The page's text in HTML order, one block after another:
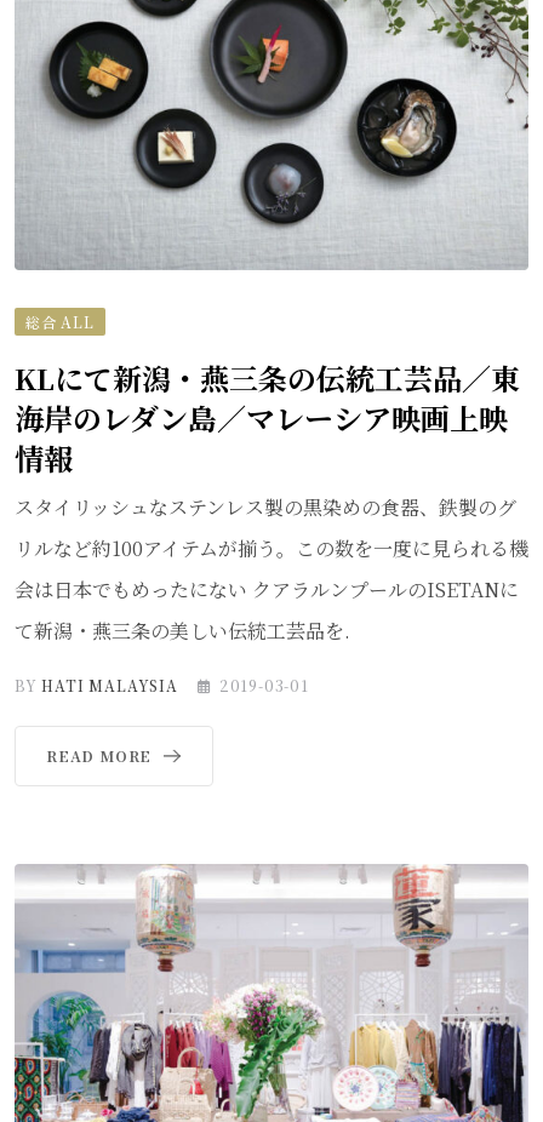
総合 ALL
KLにて新潟・燕三条の伝統工芸品／東
海岸のレダン島／マレーシア映画上映
情報
スタイリッシュなステンレス製の黒染めの食器、鉄製のグ
リルなど約100アイテムが揃う。この数を一度に見られる機
会は日本でもめったにない クアラルンプールのISETANに
て新潟・燕三条の美しい伝統工芸品を.
BYHATI MALAYSIA 2019-03-01
READ MORE